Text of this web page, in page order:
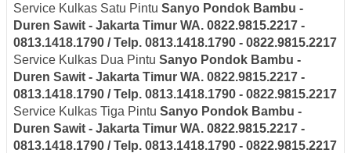
Service Kulkas Satu Pintu Sanyo Pondok Bambu -
Duren Sawit - Jakarta Timur WA. 0822.9815.2217 -
0813.1418.1790 / Telp. 0813.1418.1790 - 0822.9815.2217
Service Kulkas Dua Pintu Sanyo Pondok Bambu -
Duren Sawit - Jakarta Timur WA. 0822.9815.2217 -
0813.1418.1790 / Telp. 0813.1418.1790 - 0822.9815.2217
Service Kulkas Tiga Pintu Sanyo Pondok Bambu -
Duren Sawit - Jakarta Timur WA. 0822.9815.2217 -
0813.1418.1790 / Telp. 0813.1418.1790 - 0822.9815.2217